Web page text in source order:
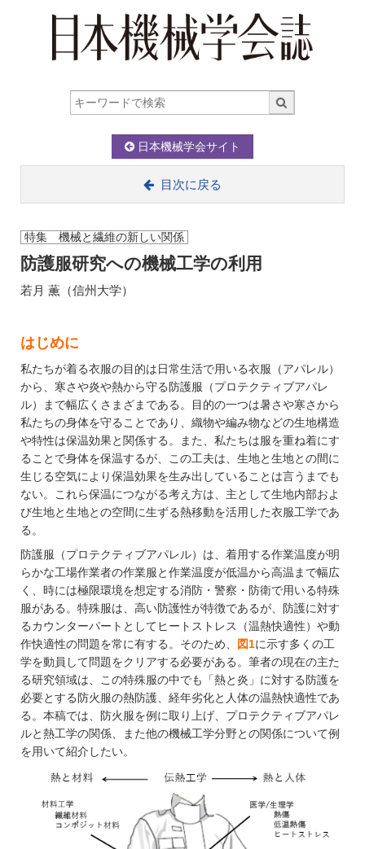
日本機械学会サイト
目次に戻る
特集 機械と繊維の新しい関係
防護服研究への機械工学の利用
若月 薫（信州大学）
はじめに
私たちが着る衣服の目的は日常生活で用いる衣服 （アパレル）
から、寒さや炎や熱から守る防護服 （プロテクティブアパレ
ル）
まで幅広くさまざまである。目的の一つは暑さや寒さから
私たちの身体を守ることであり、織物や編み物などの生地構造
や特性は保温効果と関係する。また、私たちは服を重ね着にす
ることで身体を保温するが、この工夫は、生地と生地との間に
生じる空気により保温効果を生み出していることは言うまでも
ない。これら保温につながる考え方は、主として生地内部およ
び生地と生地との空間に生ずる熱移動を活用した衣服工学であ
る。
防護服 （プロテクティブアパレル） は、着用する作業温度が明
らかな工場作業者の作業服と作業温度が低温から高温まで幅広
く、時には極限環境を想定する消防・警察・防衛で用いる特殊
服がある。特殊服は、高い防護性が特徴であるが、防護に対す
るカウンターパートとしてヒートストレス
（温熱快適性） や動
作快適性の問題を常に有する。そのため、
図1に示す多くの工
学を動員して問題をクリアする必要がある。筆者の現在の主た
る研究領域は、この特殊服の中でも「熱と炎」に対する防護を
必要とする防火服の熱防護、経年劣化と人体の温熱快適性であ
る。本稿では、防火服を例に取り上げ、プロテクティブアパレ
ルと熱工学の関係、また他の機械工学分野との関係について例
を用いて紹介したい。